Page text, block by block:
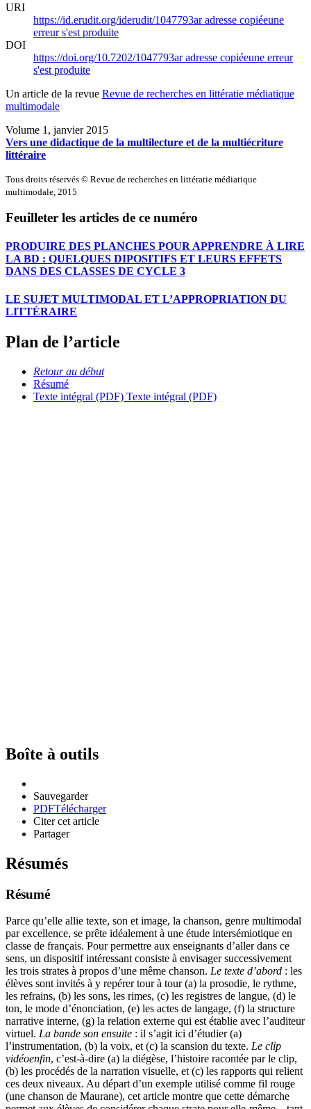
URI
https://id.erudit.org/iderudit/1047793aradresse copiéeune
erreur s'est produite
DOI
https://doi.org/10.7202/1047793aradresse copiéeune erreur
s'est produite
Un article de la revue Revue de recherches en littératie médiatique
multimodale
Volume 1, janvier 2015
Vers une didactique de la multilecture et de la multiécriture
littéraire
Tous droits réservés © Revue de recherches en littératie médiatique
multimodale, 2015
Feuilleter les articles de ce numéro
PRODUIRE DES PLANCHES POUR APPRENDRE À LIRE
LA BD : QUELQUES DIPOSITIFS ET LEURS EFFETS
DANS DES CLASSES DE CYCLE 3
LE SUJET MULTIMODAL ET L’APPROPRIATION DU
LITTÉRAIRE
Plan de l’article
Retour au début
Résumé
Texte intégral (PDF) Texte intégral (PDF)
Boîte à outils
Sauvegarder
PDFTélécharger
Citer cet article
Partager
Résumés
Résumé
Parce qu’elle allie texte, son et image, la chanson, genre multimodal
par excellence, se prête idéalement à une étude intersémiotique en
classe de français. Pour permettre aux enseignants d’aller dans ce
sens, un dispositif intéressant consiste à envisager successivement
les trois strates à propos d’une même chanson. Le texte d’abord : les
élèves sont invités à y repérer tour à tour (a) la prosodie, le rythme,
les refrains, (b) les sons, les rimes, (c) les registres de langue, (d) le
ton, le mode d’énonciation, (e) les actes de langage, (f) la structure
narrative interne, (g) la relation externe qui est établie avec l’auditeur
virtuel. La bande son ensuite : il s’agit ici d’étudier (a)
l’instrumentation, (b) la voix, et (c) la scansion du texte. Le clip
vidéoenfin, c’est-à-dire (a) la diégèse, l’histoire racontée par le clip,
(b) les procédés de la narration visuelle, et (c) les rapports qui relient
ces deux niveaux. Au départ d’un exemple utilisé comme fil rouge
(une chanson de Maurane), cet article montre que cette démarche